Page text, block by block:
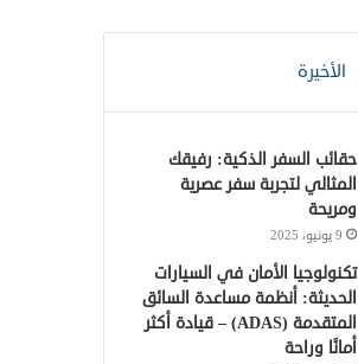
الأخيرة
حقائب السفر الذكية: رفيقك
المثالي لتجربة سفر عصرية
ومريحة
9 يونيو، 2025
تكنولوجيا الأمان في السيارات
الحديثة: أنظمة مساعدة السائق
المتقدمة (ADAS) – قيادة أكثر
أمانًا وراحة